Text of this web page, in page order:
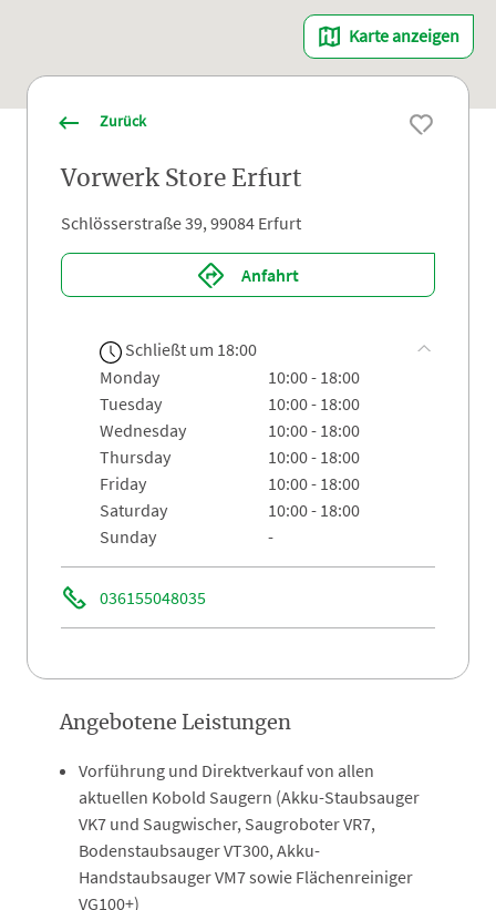
Karte anzeigen
Zurück
Vorwerk Store Erfurt
Schlösserstraße 39, 99084 Erfurt
Anfahrt
Schließt um 18:00
monday
10:00 - 18:00
tuesday
10:00 - 18:00
wednesday
10:00 - 18:00
thursday
10:00 - 18:00
friday
10:00 - 18:00
saturday
10:00 - 18:00
sunday
-
036155048035
Angebotene Leistungen
Vorführung und Direktverkauf von allen
aktuellen Kobold Saugern (Akku-Staubsauger
VK7 und Saugwischer, Saugroboter VR7,
Bodenstaubsauger VT300, Akku-
Handstaubsauger VM7 sowie Flächenreiniger
VG100+)